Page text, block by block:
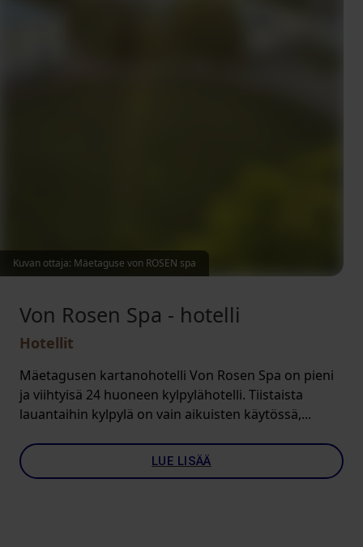
Von Rosen Spa - hotelli
Hotellit
Mäetagusen kartanohotelli Von Rosen Spa on pieni
ja viihtyisä 24 huoneen kylpylähotelli. Tiistaista
lauantaihin kylpylä on vain aikuisten käytössä,...
LUE LISÄÄ
Kuvan ottaja: Mäetaguse von ROSEN spa